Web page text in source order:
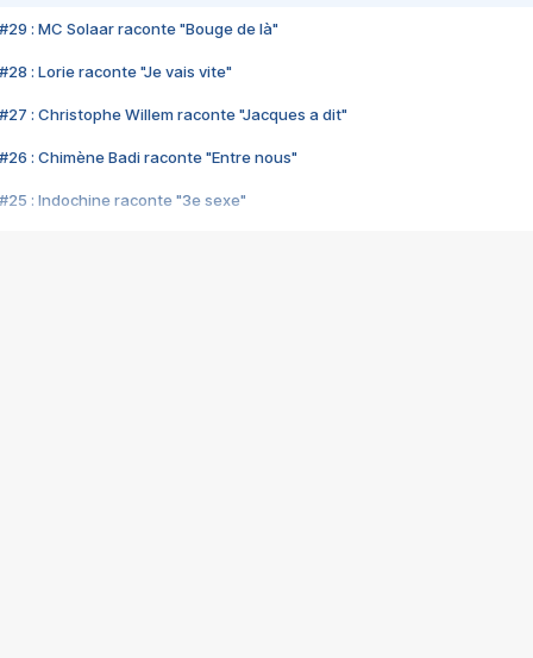
#29 : MC Solaar raconte "Bouge de là"
#28 : Lorie raconte "Je vais vite"
#27 : Christophe Willem raconte "Jacques a dit"
#26 : Chimène Badi raconte "Entre nous"
#25 : Indochine raconte "3e sexe"